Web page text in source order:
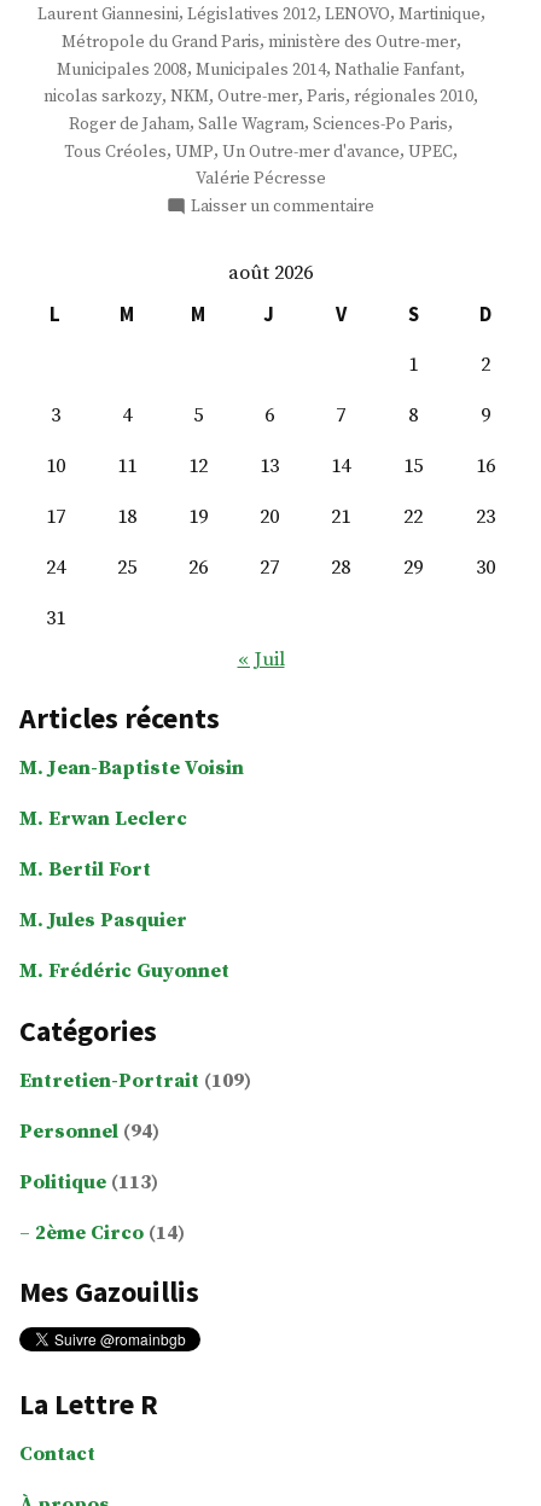
Laurent Giannesini, Législatives 2012, LENOVO, Martinique,
Métropole du Grand Paris, ministère des Outre-mer,
Municipales 2008, Municipales 2014, Nathalie Fanfant,
nicolas sarkozy, NKM, Outre-mer, Paris, régionales 2010,
Roger de Jaham, Salle Wagram, Sciences-Po Paris,
Tous Créoles, UMP, Un Outre-mer d'avance, UPEC,
Valérie Pécresse
Laisser un commentaire
août 2026
L
M M J V S
D
1
2
3
4 5 6 7 8
9
10
11 12 13 14 15
16
17
18 19 20 21 22
23
24
25 26 27 28 29
30
31
« Juil
Articles récents
M. Jean-Baptiste Voisin
M. Erwan Leclerc
M. Bertil Fort
M. Jules Pasquier
M. Frédéric Guyonnet
Catégories
Entretien-Portrait (109)
Personnel (94)
Politique (113)
2ème Circo (14)
Mes Gazouillis
La Lettre R
Contact